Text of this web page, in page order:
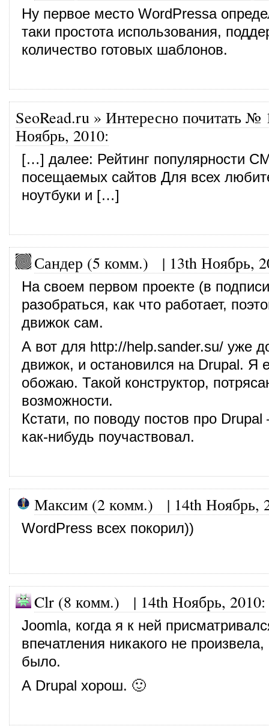
Ну первое место WordPressа
таки простота использования,
количество готовых шаблонов.
SeoRead.ru » Интересно почитать №
Ноябрь, 2010:
[…] далее: Рейтинг популярности
посещаемых сайтов Для всех
ноутбуки и […]
Сандер (5 комм.) | 13th Ноябрь,
На своем первом проекте (в
разобраться, как что работает,
движок сам.
А вот для http://help.sander.su/ уже
движок, и остановился на Drupal. Я
обожаю. Такой конструктор,
возможности.
Кстати, по поводу постов про
как-нибудь поучаствовал.
Максим (2 комм.) | 14th Ноябрь,
WordPress всех покорил))
Clr (8 комм.) | 14th Ноябрь, 2010:
Joomla, когда я к ней
впечатления никакого не
было.
А Drupal хорош. 🙂